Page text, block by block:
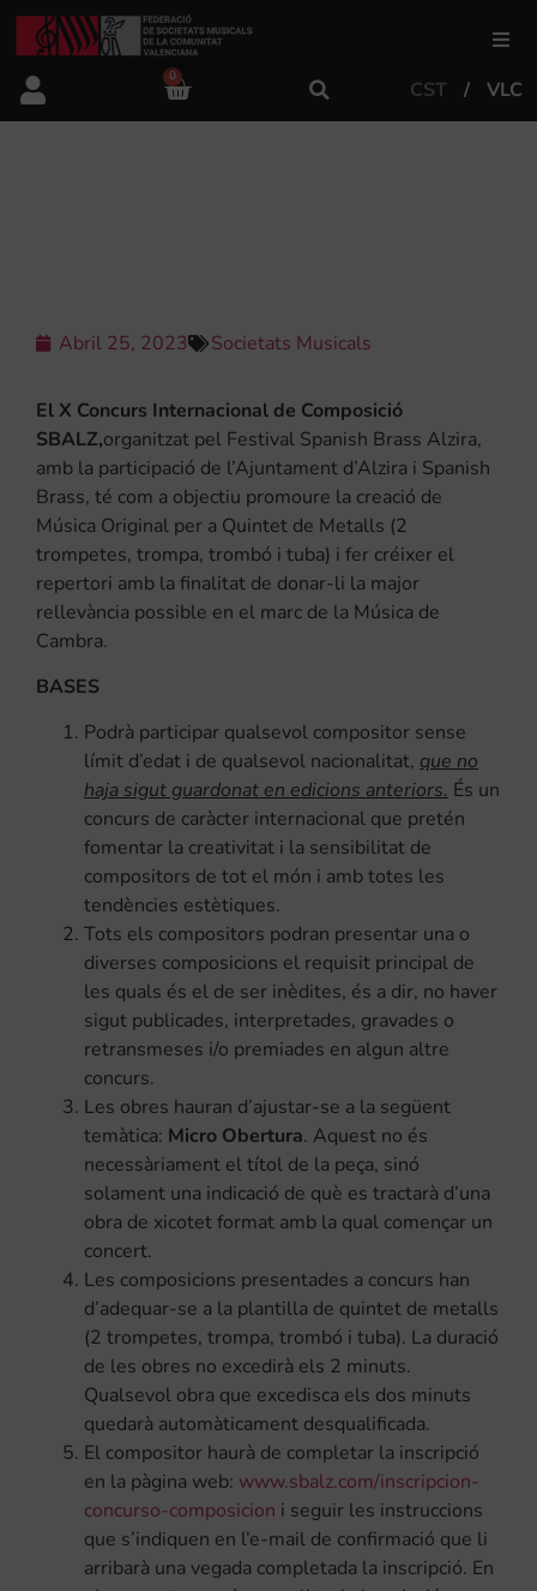
FSMCV
Àrea Artística
Actualitat
Tenda
0
CST VLC
Abril 25, 2023 Societats Musicals
El X Concurs Internacional de Composició
SBALZ,organitzat pel Festival Spanish Brass Alzira,
amb la participació de l’Ajuntament d’Alzira i Spanish
Brass, té com a objectiu promoure la creació de
Música Original per a Quintet de Metalls (2
trompetes, trompa, trombó i tuba) i fer créixer el
repertori amb la finalitat de donar-li la major
rellevància possible en el marc de la Música de
Cambra.
BASES
Podrà participar qualsevol compositor sense
límit d’edat i de qualsevol nacionalitat, que no
haja sigut guardonat en edicions anteriors. És un
concurs de caràcter internacional que pretén
fomentar la creativitat i la sensibilitat de
compositors de tot el món i amb totes les
tendències estètiques.
Tots els compositors podran presentar una o
diverses composicions el requisit principal de
les quals és el de ser inèdites, és a dir, no haver
sigut publicades, interpretades, gravades o
retransmeses i/o premiades en algun altre
concurs.
Les obres hauran d’ajustar-se a la següent
temàtica: Micro Obertura. Aquest no és
necessàriament el títol de la peça, sinó
solament una indicació de què es tractarà d’una
obra de xicotet format amb la qual començar un
concert.
Les composicions presentades a concurs han
d’adequar-se a la plantilla de quintet de metalls
(2 trompetes, trompa, trombó i tuba). La duració
de les obres no excedirà els 2 minuts.
Qualsevol obra que excedisca els dos minuts
quedarà automàticament desqualificada.
El compositor haurà de completar la inscripció
en la pàgina web: www.sbalz.com/inscripcion-
concurso-composicion i seguir les instruccions
que s’indiquen en l’e-mail de confirmació que li
arribarà una vegada completada la inscripció. En